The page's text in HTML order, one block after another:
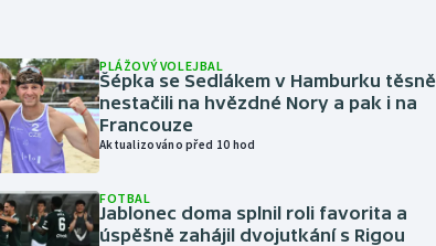
PLÁŽOVÝ VOLEJBAL
Šépka se Sedlákem v Hamburku těsně
nestačili na hvězdné Nory a pak i na
Francouze
Aktualizováno před 10 hod
FOTBAL
Jablonec doma splnil roli favorita a
úspěšně zahájil dvojutkání s Rigou